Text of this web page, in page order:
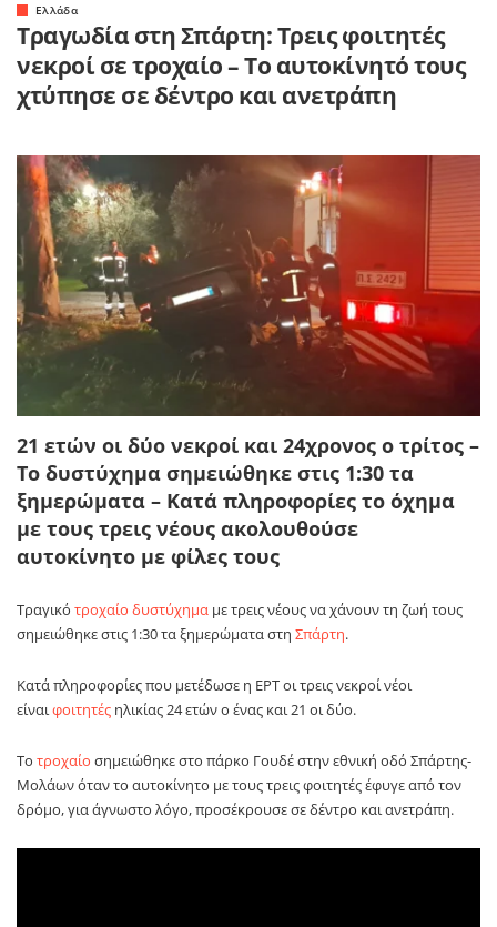
Ελλάδα
Τραγωδία στη Σπάρτη: Τρεις φοιτητές
νεκροί σε τροχαίο – Το αυτοκίνητό τους
χτύπησε σε δέντρο και ανετράπη
21 ετών οι δύο νεκροί και 24χρονος ο τρίτος –
Το δυστύχημα σημειώθηκε στις 1:30 τα
ξημερώματα – Κατά πληροφορίες το όχημα
με τους τρεις νέους ακολουθούσε
αυτοκίνητο με φίλες τους
Τραγικό τροχαίο δυστύχημα με τρεις νέους να χάνουν τη ζωή τους
σημειώθηκε στις 1:30 τα ξημερώματα στη Σπάρτη.
Κατά πληροφορίες που μετέδωσε η ΕΡΤ οι τρεις νεκροί νέοι
είναιφοιτητές ηλικίας 24 ετών ο ένας και 21 οι δύο.
Το τροχαίο σημειώθηκε στο πάρκο Γουδέ στην εθνική οδό Σπάρτης-
Μολάων όταν το αυτοκίνητο με τους τρεις φοιτητές έφυγε από τον
δρόμο, για άγνωστο λόγο, προσέκρουσε σε δέντρο και ανετράπη.